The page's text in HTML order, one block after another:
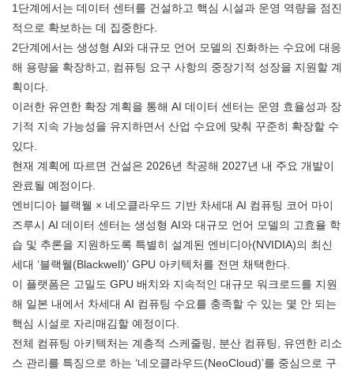
1단계에서는 데이터 센터를 건설하고 핵심 시설과 운영 역량을 점진
적으로 확보하는 데 집중한다.
2단계에서는 생성형 AI와 대규모 언어 모델의 진화하는 수요에 대응
해 용량을 확장하고, 컴퓨팅 요구 사항의 중장기적 성장을 지원할 계
획이다.
이러한 유연한 확장 계획을 통해 AI 데이터 센터는 운영 효율성과 장
기적 지속 가능성을 유지하면서 산업 수요에 맞춰 꾸준히 확장할 수
있다.
현재 계획에 따르면 건설은 2026년 착공해 2027년 내 주요 개발이
완료될 예정이다.
엔비디아 블랙웰 × 네오클라우드 기반 차세대 AI 컴퓨팅 코어 마이
즈루시 AI 데이터 센터는 생성형 AI와 대규모 언어 모델의 고효율 학
습 및 추론을 지원하도록 특별히 설계된 엔비디아(NVIDIA)의 최신
세대 ‘블랙웰(Blackwell)’ GPU 아키텍처를 전면 채택한다.
이 플랫폼은 고밀도 GPU 배치와 지속적인 대규모 워크로드를 지원
해 일본 내에서 차세대 AI 컴퓨팅 수요를 충족할 수 있는 몇 안 되는
핵심 시설로 자리매김할 예정이다.
전체 컴퓨팅 아키텍처는 계층적 스케줄링, 분산 컴퓨팅, 유연한 리소
스 관리를 특징으로 하는 ‘네오클라우드(NeoCloud)’를 중심으로 구